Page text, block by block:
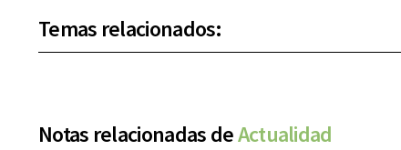
Temas relacionados:
Notas relacionadas deActualidad